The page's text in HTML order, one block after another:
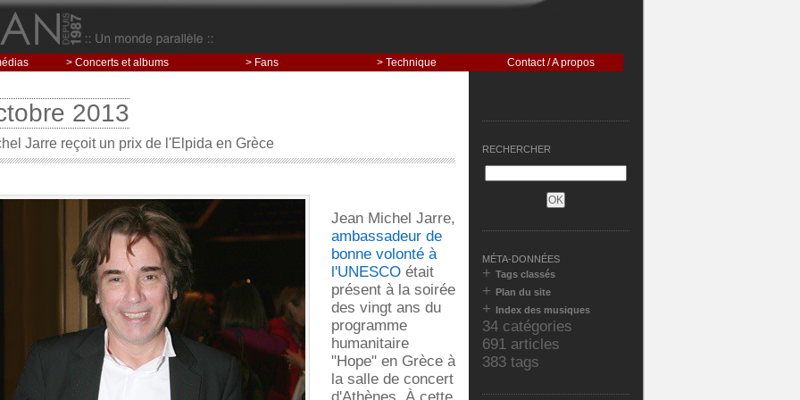
> Concerts et albums > Fans > Technique Contact / A propos
RECHERCHER
MÉTA-DONNÉES
+ Tags classés
+ Plan du site
+ Index des musiques
34 catégories
691 articles
383 tags
2013
Jarre reçoit un prix de l'Elpida en Grèce
Jean Michel Jarre,
ambassadeur de
bonne volonté à
l'UNESCOétait
présent à la soirée
des vingt ans du
programme
humanitaire
"Hope" en Grèce à
la salle de concert